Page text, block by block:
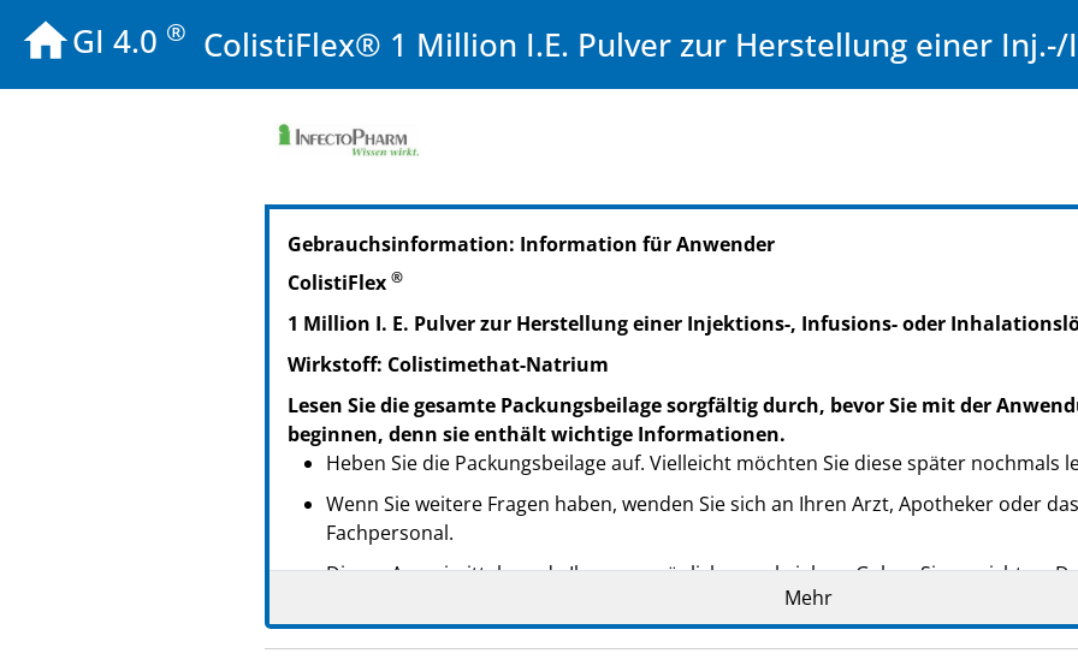
GI 4.0 ® ColistiFlex® 1 Million I.E. Pulver zur Herstellung einer
PZN: 11511790
PPN: 111151179034
NTIN: 04150115117905
Gebrauchsinformation: Information für Anwender
ColistiFlex ®
1 Million I. E. Pulver zur Herstellung einer Injektions-, Infusions- oder
Wirkstoff: Colistimethat-Natrium
Lesen Sie die gesamte Packungsbeilage sorgfältig durch, bevor Sie mit der
beginnen, denn sie enthält wichtige Informationen.
Heben Sie die Packungsbeilage auf. Vielleicht möchten Sie diese später nochmals
Wenn Sie weitere Fragen haben, wenden Sie sich an Ihren Arzt, Apotheker oder
Fachpersonal.
Dieses Arzneimittel wurde Ihnen persönlich verschrieben. Geben Sie es nicht an
anderen Menschen schaden, auch wenn diese die gleichen Beschwerden haben wie
Wenn Sie Nebenwirkungen bemerken, wenden Sie sich an Ihren Arzt, Apotheker
Mehr